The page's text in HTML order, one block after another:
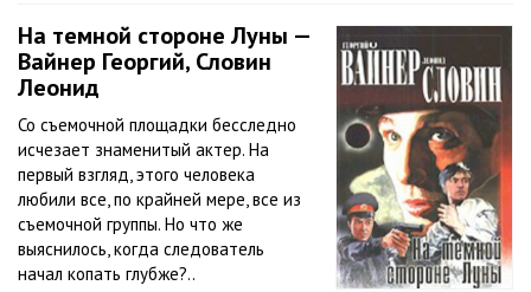
На темной стороне Луны —
Вайнер Георгий, Словин
Леонид
Со съемочной площадки бесследно
исчезает знаменитый актер. На
первый взгляд, этого человека
любили все, по крайней мере, все из
съемочной группы. Но что же
выяснилось, когда следователь
начал копать глубже?..